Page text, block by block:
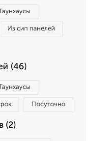
Из сип панелей
(46)
Посуточно
(2)